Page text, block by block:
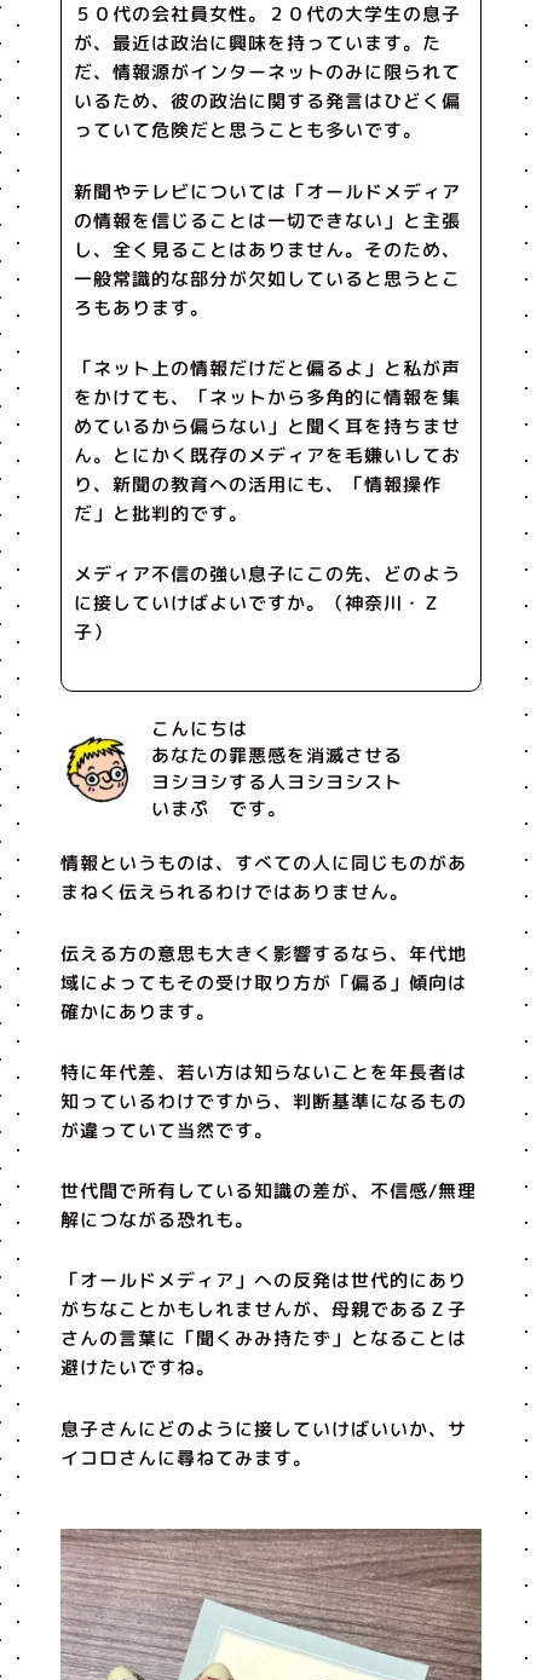
５０代の会社員女性。２０代の大学生の息子
が、最近は政治に興味を持っています。た
だ、情報源がインターネットのみに限られて
いるため、彼の政治に関する発言はひどく偏
っていて危険だと思うことも多いです。
新聞やテレビについては「オールドメディア
の情報を信じることは一切できない」と主張
し、全く見ることはありません。そのため、
一般常識的な部分が欠如していると思うとこ
ろもあります。
「ネット上の情報だけだと偏るよ」と私が声
をかけても、「ネットから多角的に情報を集
めているから偏らない」と聞く耳を持ちませ
ん。とにかく既存のメディアを毛嫌いしてお
り、新聞の教育への活用にも、「情報操作
だ」と批判的です。
メディア不信の強い息子にこの先、どのよう
に接していけばよいですか。（神奈川・Ｚ
子）
こんにちは
あなたの罪悪感を消滅させる
ヨシヨシする人ヨシヨシスト
いまぷ です。
情報というものは、すべての人に同じものがあ
まねく伝えられるわけではありません。
伝える方の意思も大きく影響するなら、年代地
域によってもその受け取り方が「偏る」傾向は
確かにあります。
特に年代差、若い方は知らないことを年長者は
知っているわけですから、判断基準になるもの
が違っていて当然です。
世代間で所有している知識の差が、不信感/無理
解につながる恐れも。
「オールドメディア」への反発は世代的にあり
がちなことかもしれませんが、母親であるＺ子
さんの言葉に「聞くみみ持たず」となることは
避けたいですね。
息子さんにどのように接していけばいいか、サ
イコロさんに尋ねてみます。